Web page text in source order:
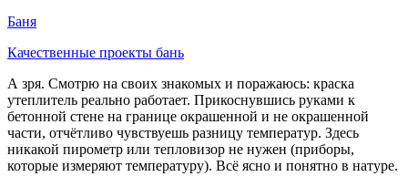
Баня
Качественные проекты бань
А зря. Смотрю на своих знакомых и поражаюсь: краска
утеплитель реально работает. Прикоснувшись руками к
бетонной стене на границе окрашенной и не окрашенной
части, отчётливо чувствуешь разницу температур. Здесь
никакой пирометр или тепловизор не нужен (приборы,
которые измеряют температуру). Всё ясно и понятно в натуре.